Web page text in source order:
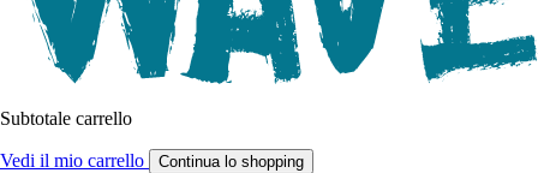
Subtotale carrello
Vedi il mio carrello Continua lo shopping